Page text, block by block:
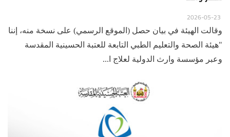
وقالت الهيئة في بيان حصل (الموقع الرسمي) على نسخة منه، إننا
"هيئة الصحة والتعليم الطبي التابعة للعتبة الحسينية المقدسة
وعبر مؤسسة وارث الدولية لعلاج ا...